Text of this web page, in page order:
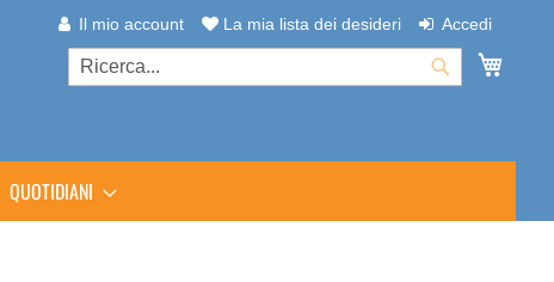
Il mio account La mia lista dei desideri Accedi
Cerca
QUOTIDIANI